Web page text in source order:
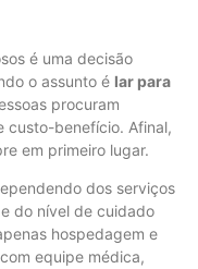
é uma decisão
o assunto é lar para
procuram
custo-benefício. Afinal,
em primeiro lugar.
dos serviços
do nível de cuidado
hospedagem e
equipe médica,